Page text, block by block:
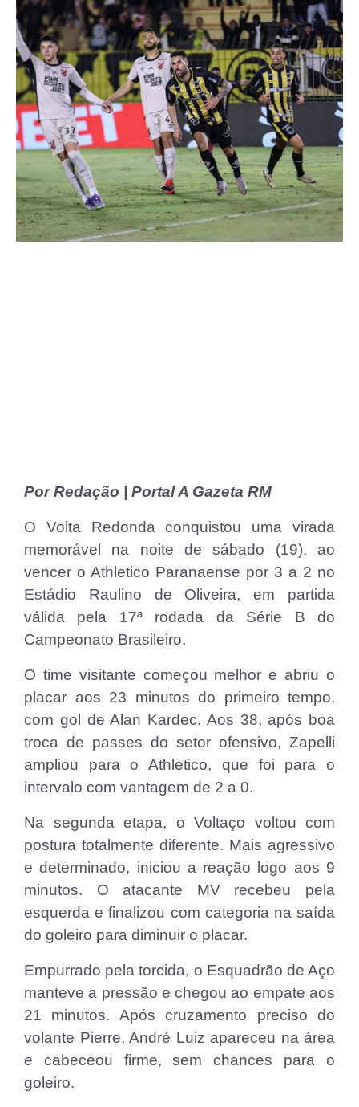
Por Redação | Portal A Gazeta RM
O Volta Redonda conquistou uma virada
memorável na noite de sábado (19), ao
vencer o Athletico Paranaense por 3 a 2 no
Estádio Raulino de Oliveira, em partida
válida pela 17ª rodada da Série B do
Campeonato Brasileiro.
O time visitante começou melhor e abriu o
placar aos 23 minutos do primeiro tempo,
com gol de Alan Kardec. Aos 38, após boa
troca de passes do setor ofensivo, Zapelli
ampliou para o Athletico, que foi para o
intervalo com vantagem de 2 a 0.
Na segunda etapa, o Voltaço voltou com
postura totalmente diferente. Mais agressivo
e determinado, iniciou a reação logo aos 9
minutos. O atacante MV recebeu pela
esquerda e finalizou com categoria na saída
do goleiro para diminuir o placar.
Empurrado pela torcida, o Esquadrão de Aço
manteve a pressão e chegou ao empate aos
21 minutos. Após cruzamento preciso do
volante Pierre, André Luiz apareceu na área
e cabeceou firme, sem chances para o
goleiro.